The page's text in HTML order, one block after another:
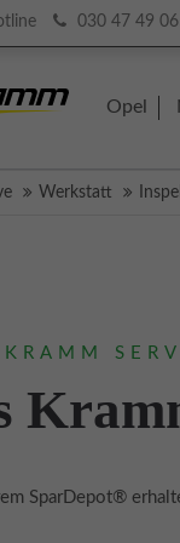
030 47 49
Opel
Werkstatt
SparDepot®